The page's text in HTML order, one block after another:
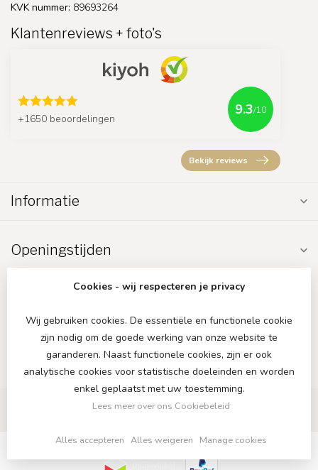
KVK nummer: 89693264
Klantenreviews + foto's
+1650 beoordelingen
9.3/10
Bekijk reviews
Informatie
Openingstijden
Cookies - wij respecteren je privacy
Wij gebruiken cookies. De essentiële en functionele cookie
zijn nodig om de goede werking van onze website te
garanderen. Naast functionele cookies, zijn er ook
analytische cookies voor statistische doeleinden en worden
enkel geplaatst met uw toestemming.
Lees meer over ons Cookiebeleid
Alles accepteren Alles weigeren Manage cookies